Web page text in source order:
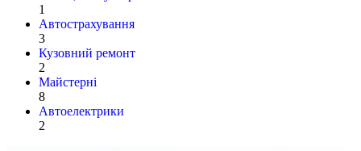
1
Автострахування
3
Кузовний ремонт
2
Майстерні
8
Автоелектрики
2